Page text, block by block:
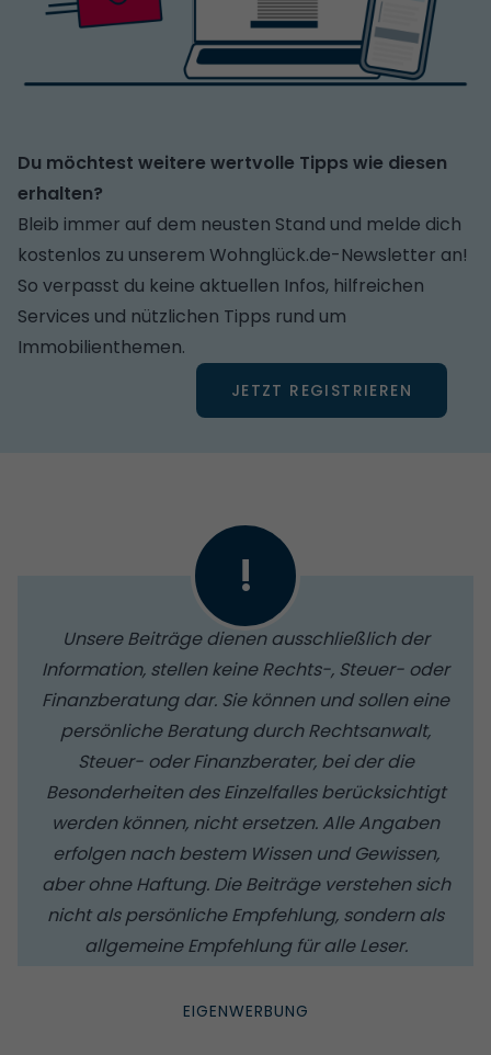
Du möchtest weitere wertvolle Tipps wie diesen
erhalten?
Bleib immer auf dem neusten Stand und melde dich
kostenlos zu unserem Wohnglück.de-Newsletter an!
So verpasst du keine aktuellen Infos, hilfreichen
Services und nützlichen Tipps rund um
Immobilienthemen.
JETZT REGISTRIEREN
!
Unsere Beiträge dienen ausschließlich der
Information, stellen keine Rechts-, Steuer- oder
Finanzberatung dar. Sie können und sollen eine
persönliche Beratung durch Rechtsanwalt,
Steuer- oder Finanzberater, bei der die
Besonderheiten des Einzelfalles berücksichtigt
werden können, nicht ersetzen. Alle Angaben
erfolgen nach bestem Wissen und Gewissen,
aber ohne Haftung. Die Beiträge verstehen sich
nicht als persönliche Empfehlung, sondern als
allgemeine Empfehlung für alle Leser.